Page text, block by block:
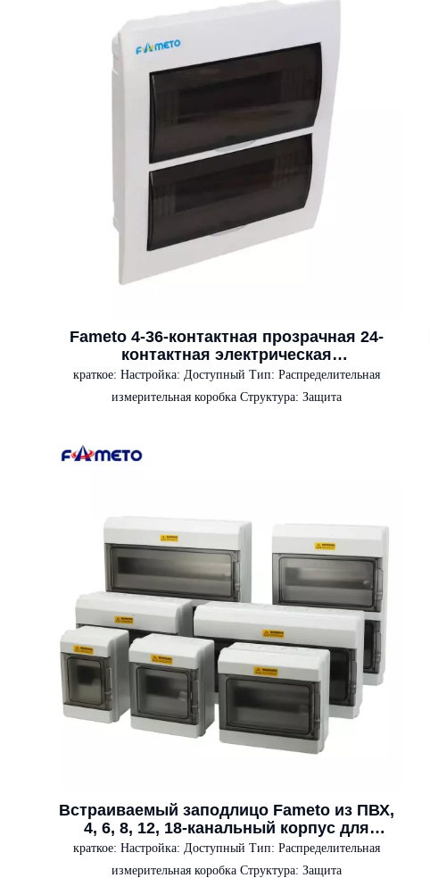
Fameto 4-36-контактная прозрачная 24-
контактная электрическая
распределительная коробка MCB
краткое: Настройка: Доступный Тип: Распределительная
измерительная коробка Структура: Защита
Встраиваемый заподлицо Fameto из ПВХ,
4, 6, 8, 12, 18-канальный корпус для
наружных распределительных щитов
Tableros
краткое: Настройка: Доступный Тип: Распределительная
измерительная коробка Структура: Защита